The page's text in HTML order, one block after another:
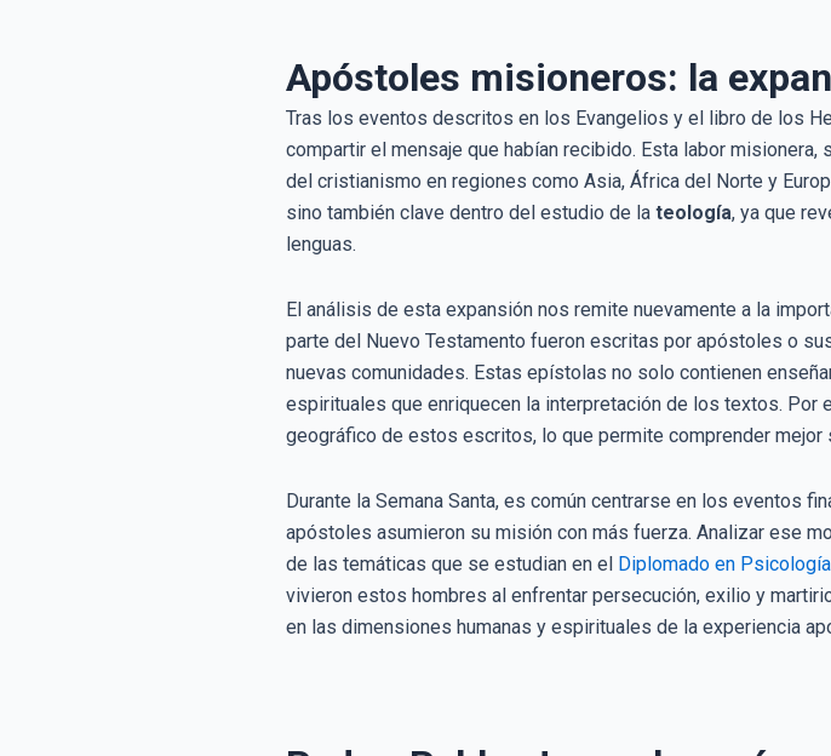
Apóstoles misioneros: la
Tras los eventos descritos en los Evangelios y el libro de los
compartir el mensaje que habían recibido. Esta labor
del cristianismo en regiones como Asia, África del Norte y
sino también clave dentro del estudio de la teología, ya que
lenguas.
El análisis de esta expansión nos remite nuevamente a la
parte del Nuevo Testamento fueron escritas por apóstoles o
nuevas comunidades. Estas epístolas no solo contienen
espirituales que enriquecen la interpretación de los textos.
geográfico de estos escritos, lo que permite comprender mejor
Durante la Semana Santa, es común centrarse en los eventos
apóstoles asumieron su misión con más fuerza. Analizar ese
de las temáticas que se estudian en el Diplomado en
vivieron estos hombres al enfrentar persecución, exilio y
en las dimensiones humanas y espirituales de la experiencia